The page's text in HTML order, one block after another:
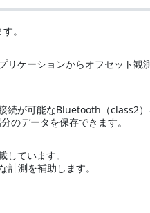
。
ケーションからオフセット観
が可能なBluetooth（class2）
データを保存できます。
ています。
測を補助します。